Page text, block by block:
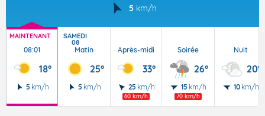
5 km/h
MAINTENANT
08:01
18°
5 km/h
SAMEDI
08
Matin
25°
5 km/h
Après-midi
33°
25 km/h
60 km/h
Soirée
26°
15 km/h
70 km/h
Nuit
20°
10 km/h